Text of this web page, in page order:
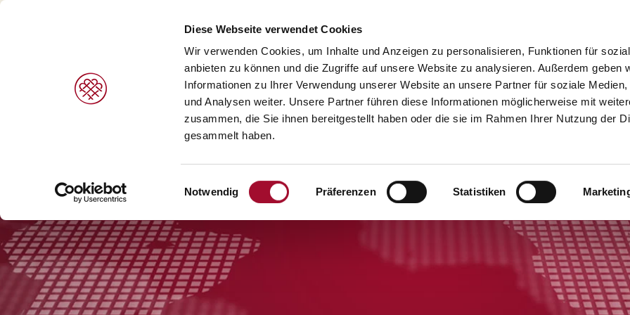
Diese Webseite verwendet Cookies
Wir verwenden Cookies, um Inhalte und Anzeigen zu personalisieren, Funktionen für
anbieten zu können und die Zugriffe auf unsere Website zu analysieren. Außerdem geben
Informationen zu Ihrer Verwendung unserer Website an unsere Partner für soziale Medien,
und Analysen weiter. Unsere Partner führen diese Informationen möglicherweise mit
zusammen, die Sie ihnen bereitgestellt haben oder die sie im Rahmen Ihrer Nutzung der
gesammelt haben.
Einwilligungsauswahl
Notwendig Präferenzen Statistiken
PRODUKTE
Speiseeis >
Brot-/Brötchen-Spezialitäten >
MARKEN
Cresco Italia >
Diversi Foods >
Wolf Butterback >
LEISTUNGEN NEWS